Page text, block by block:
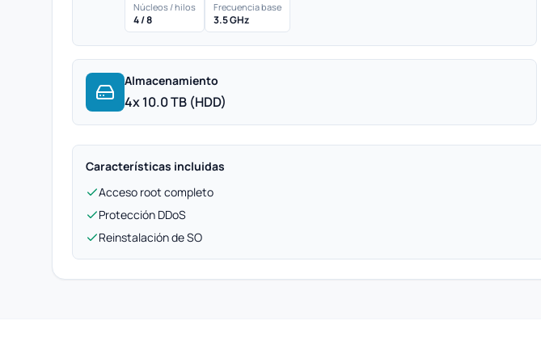
Núcleos / hilos
4 / 8
Frecuencia base
3.5 GHz
Almacenamiento
4x 10.0 TB (HDD)
Características incluidas
Acceso root completo
Protección DDoS
Reinstalación de SO